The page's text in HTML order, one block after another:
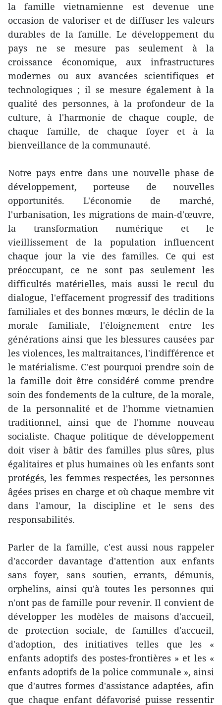
la famille vietnamienne est devenue une
occasion de valoriser et de diffuser les valeurs
durables de la famille. Le développement du
pays ne se mesure pas seulement à la
croissance économique, aux infrastructures
modernes ou aux avancées scientifiques et
technologiques ; il se mesure également à la
qualité des personnes, à la profondeur de la
culture, à l'harmonie de chaque couple, de
chaque famille, de chaque foyer et à la
bienveillance de la communauté.
Notre pays entre dans une nouvelle phase de
développement, porteuse de nouvelles
opportunités. L'économie de marché,
l'urbanisation, les migrations de main-d'œuvre,
la transformation numérique et le
vieillissement de la population influencent
chaque jour la vie des familles. Ce qui est
préoccupant, ce ne sont pas seulement les
difficultés matérielles, mais aussi le recul du
dialogue, l'effacement progressif des traditions
familiales et des bonnes mœurs, le déclin de la
morale familiale, l'éloignement entre les
générations ainsi que les blessures causées par
les violences, les maltraitances, l'indifférence et
le matérialisme. C'est pourquoi prendre soin de
la famille doit être considéré comme prendre
soin des fondements de la culture, de la morale,
de la personnalité et de l'homme vietnamien
traditionnel, ainsi que de l'homme nouveau
socialiste. Chaque politique de développement
doit viser à bâtir des familles plus sûres, plus
égalitaires et plus humaines où les enfants sont
protégés, les femmes respectées, les personnes
âgées prises en charge et où chaque membre vit
dans l'amour, la discipline et le sens des
responsabilités.
Parler de la famille, c'est aussi nous rappeler
d'accorder davantage d'attention aux enfants
sans foyer, sans soutien, errants, démunis,
orphelins, ainsi qu'à toutes les personnes qui
n'ont pas de famille pour revenir. Il convient de
développer les modèles de maisons d'accueil,
de protection sociale, de familles d'accueil,
d'adoption, des initiatives telles que les «
enfants adoptifs des postes-frontières » et les «
enfants adoptifs de la police communale », ainsi
que d'autres formes d'assistance adaptées, afin
que chaque enfant défavorisé puisse ressentir